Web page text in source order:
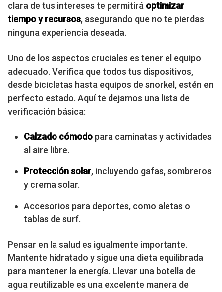
clara de tus intereses te permitirá optimizar
tiempo y recursos, asegurando que no te pierdas
ninguna experiencia deseada.
Uno de los aspectos cruciales es tener el equipo
adecuado. Verifica que todos tus dispositivos,
desde bicicletas hasta equipos de snorkel, estén en
perfecto estado. Aquí te dejamos una lista de
verificación básica:
Calzado cómodo para caminatas y actividades
al aire libre.
Protección solar, incluyendo gafas, sombreros
y crema solar.
Accesorios para deportes, como aletas o
tablas de surf.
Pensar en la salud es igualmente importante.
Mantente hidratado y sigue una dieta equilibrada
para mantener la energía. Llevar una botella de
agua reutilizable es una excelente manera de